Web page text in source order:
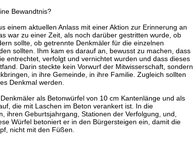
Bewandtnis?
einem aktuellen Anlass mit einer Aktion zur Erinnerung an
war zu einer Zeit, als noch darüber gestritten wurde, ob
sollte, ob getrennte Denkmäler für die einzelnen
sollten. Ihm kam es darauf an, bewusst zu machen, dass
entrechtet, verfolgt und vernichtet wurden und dass dieses
Darin steckte kein Vorwurf der Mitwisserschaft, sondern
in ihre Gemeinde, in ihre Familie. Zugleich sollten
Denkmal werden.
als Betonwürfel von 10 cm Kantenlänge und als
die mit Laschen im Beton verankert ist. In die
ihren Geburtsjahrgang, Stationen der Verfolgung, und,
Würfel betoniert er in den Bürgersteigen ein, damit die
nicht mit den Füßen.